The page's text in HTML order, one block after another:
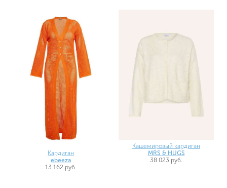
Кардиган
ebeeza
13 162 руб.
Кашемировый кардиган
MRS & HUGS
38 023 руб.